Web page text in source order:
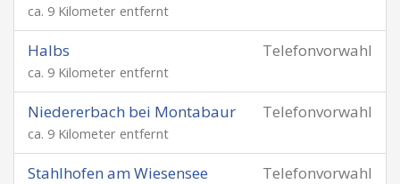
ca. 9 Kilometer entfernt
Telefonvorwahl
Halbs
ca. 9 Kilometer entfernt
Telefonvorwahl
Niedererbach bei Montabaur
ca. 9 Kilometer entfernt
Telefonvorwahl
Stahlhofen am Wiesensee